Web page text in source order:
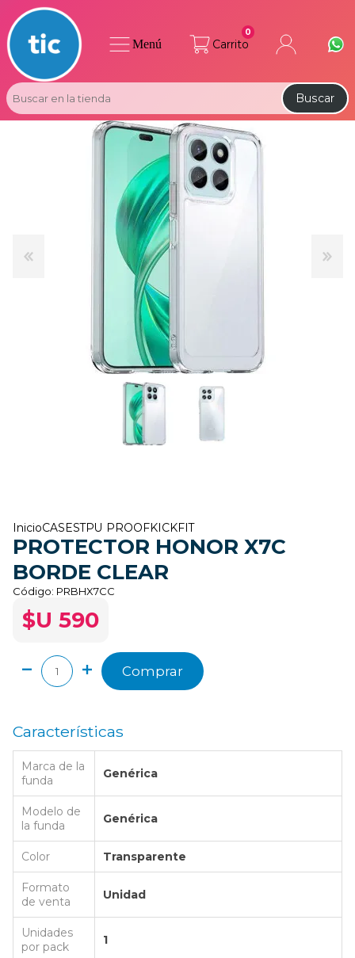
Carrito
0
Buscar
Menú
InicioCASESTPU PROOFKICKFIT
PROTECTOR HONOR X7C
BORDE CLEAR
Código: PRBHX7CC
$U 590
Comprar
Características
Marca de la
funda
Genérica
Modelo de
la funda
Genérica
Color Transparente
Formato
de venta
Unidad
Unidades
por pack
1